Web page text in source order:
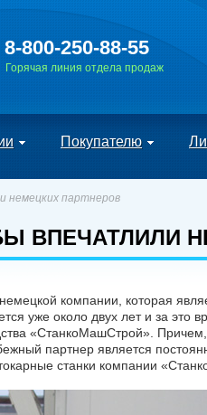
8-800-250-88-55
Горячая линия отдела продаж
Покупателю
немецких партнеров
ВПЕЧАТЛИЛИ
компании, которая
уже около двух лет и за
«СтанкоМашСтрой».
партнер является
станки компании